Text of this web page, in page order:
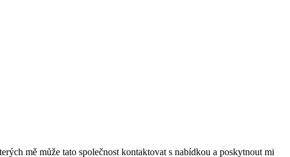
mě může tato společnost kontaktovat s nabídkou a poskytnout mi